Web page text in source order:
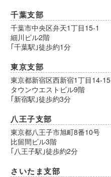
千葉支部
千葉市中央区弁天1丁目15-1
細川ビル2階
｢千葉駅｣徒歩約1分
東京支部
東京都新宿区西新宿1丁目14-15
タウンウエストビル9階
｢新宿駅｣徒歩約3分
八王子支部
東京都八王子市旭町8番10号
比留間ビル3階
｢八王子駅｣徒歩約2分
さいたま支部